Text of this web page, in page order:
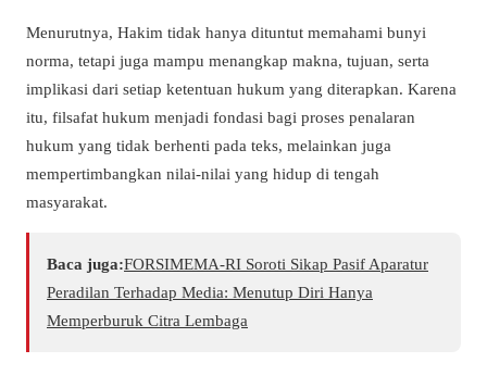
Menurutnya, Hakim tidak hanya dituntut memahami bunyi
norma, tetapi juga mampu menangkap makna, tujuan, serta
implikasi dari setiap ketentuan hukum yang diterapkan. Karena
itu, filsafat hukum menjadi fondasi bagi proses penalaran
hukum yang tidak berhenti pada teks, melainkan juga
mempertimbangkan nilai-nilai yang hidup di tengah
masyarakat.
Baca juga:​FORSIMEMA-RI Soroti Sikap Pasif Aparatur
Peradilan Terhadap Media: Menutup Diri Hanya
Memperburuk Citra Lembaga